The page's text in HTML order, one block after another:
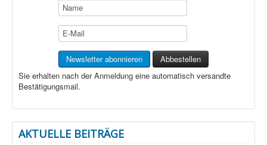
Sie erhalten nach der Anmeldung eine automatisch versandte
Bestätigungsmail.
AKTUELLE BEITRÄGE